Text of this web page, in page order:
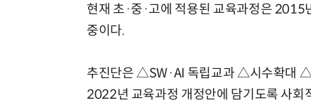
현재 초·중·고에 적용된 교육과정은 2015
중이다.
추진단은 △SW·AI 독립교과 △시수확대
2022년 교육과정 개정안에 담기도록 사회